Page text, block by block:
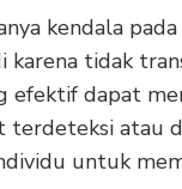
kendala
karena tidak
efektif dapat
atau
untuk